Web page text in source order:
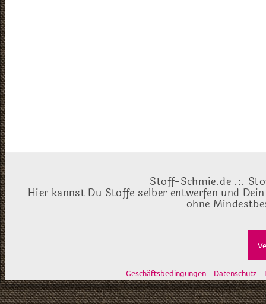
Stoff-Schmie.de .:.
Hier kannst Du Stoffe selber entwerfen und
ohne
Geschäftsbedingungen Datenschutz